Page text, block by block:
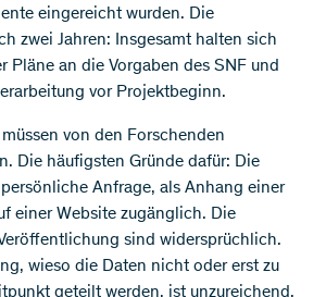
eingereicht wurden. Die
zwei Jahren: Insgesamt halten sich
Pläne an die Vorgaben des SNF und
vor Projektbeginn.
von den Forschenden
Die häufigsten Gründe dafür: Die
Anfrage, als Anhang einer
einer Website zugänglich. Die
sind widersprüchlich.
wieso die Daten nicht oder erst zu
geteilt werden, ist unzureichend.